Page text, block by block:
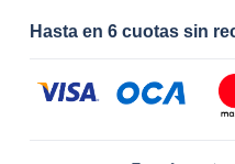
Hasta en 6 cuotas sin